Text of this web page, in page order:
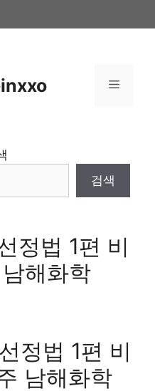
Menu
검색
정법 1편 비
해화학
정법 1편 비
남해화학